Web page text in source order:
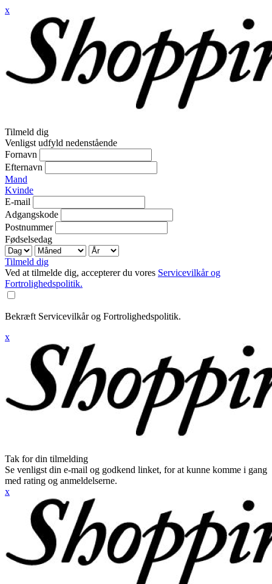
x
Tilmeld dig
Venligst udfyld nedenstående
Fornavn
Efternavn
Mand
Kvinde
E-mail
Adgangskode
Postnummer
Fødselsedag
Tilmeld dig
Ved at tilmelde dig, accepterer du vores Servicevilkår og
Fortrolighedspolitik.
Bekræft Servicevilkår og Fortrolighedspolitik.
x
Tak for din tilmelding
Se venligst din e-mail og godkend linket, for at kunne komme i gang
med rating og anmeldelserne.
x